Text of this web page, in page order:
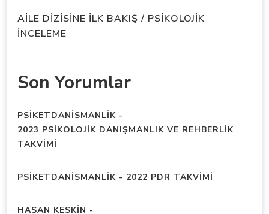
AİLE DİZİSİNE İLK BAKIŞ / PSİKOLOJİK
İNCELEME
Son Yorumlar
PSIKETDANISMANLIK -
2023 PSİKOLOJİK DANIŞMANLIK VE REHBERLİK
TAKVİMİ
PSIKETDANISMANLIK - 2022 PDR TAKVİMİ
HASAN KESKIN -